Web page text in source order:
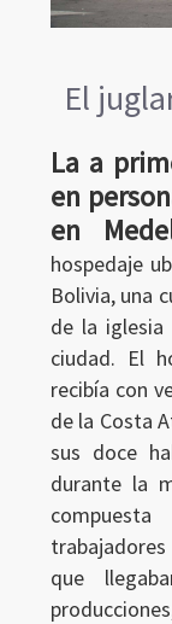
El
La a
en
en
hospedaje
Bolivia, una
de la iglesia
ciudad. El
recibía con
de la Costa
sus doce
durante la
que